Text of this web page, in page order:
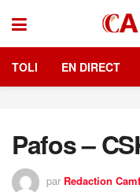
TOLI EN DIRECT
Pafos –
par Redaction